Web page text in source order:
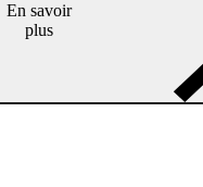
En savoir
plus